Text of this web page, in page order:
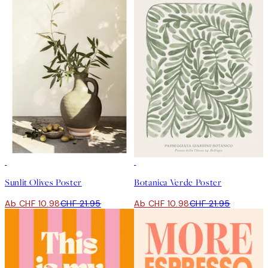
Sunlit Olives Poster
Ab CHF 10.98CHF 21.95
Botanica Verde Poster
Ab CHF 10.98CHF 21.95